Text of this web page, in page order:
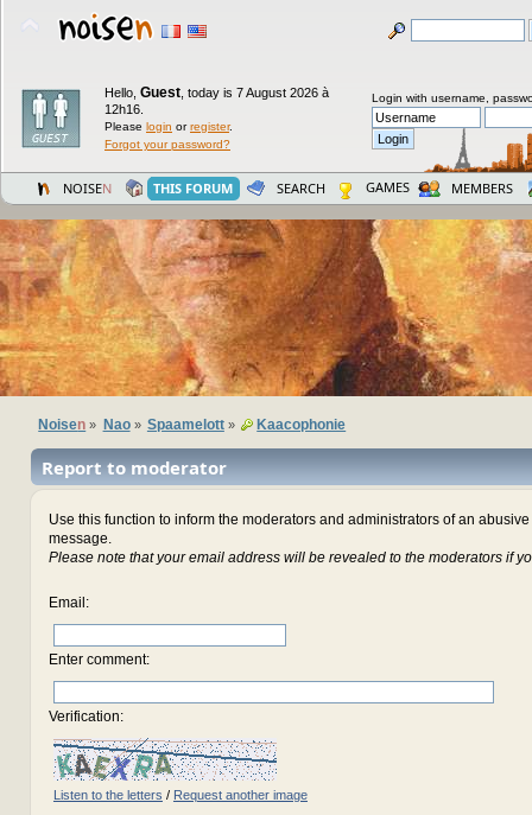
Hello, Guest today is 7 August 2026 à
12h16.
Please login orregister.
Forgot your password?
Login with username,
NOISEN THIS FORUM SEARCH GAMES MEMBERS
Noisen » Nao» Spaamelott» Kaacophonie
Report to moderator
Use this function to inform the moderators and administrators of an
message.
Please note that your email address will be revealed to the moderators if
Email :
Enter comment:
Verification:
Listen to the letters / Request another image